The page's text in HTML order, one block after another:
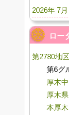
2026年 7月
ロー
第2780地区
第6グ
厚木
厚木
本厚